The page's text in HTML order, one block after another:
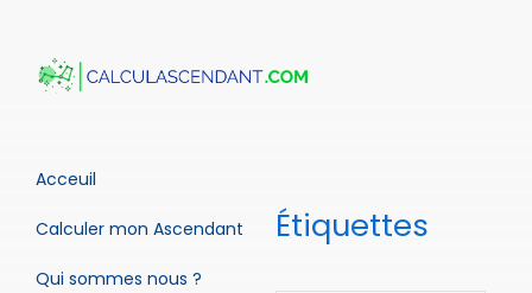
Acceuil
Calculer mon Ascendant
Qui sommes nous ?
Étiquettes